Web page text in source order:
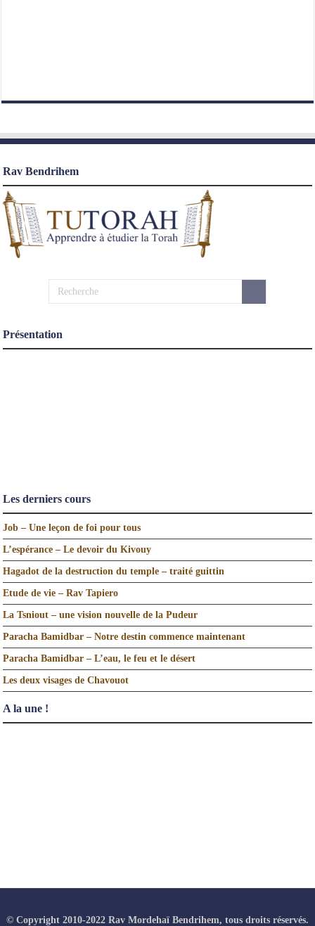
Rav Bendrihem
Présentation
Les derniers cours
Job – Une leçon de foi pour tous
L’espérance – Le devoir du Kivouy
Hagadot de la destruction du temple – traité guittin
Etude de vie – Rav Tapiero
La Tsniout – une vision nouvelle de la Pudeur
Paracha Bamidbar – Notre destin commence maintenant
Paracha Bamidbar – L’eau, le feu et le désert
Les deux visages de Chavouot
A la une !
© Copyright 2010-2022 Rav Mordehaï Bendrihem, tous droits réservés.